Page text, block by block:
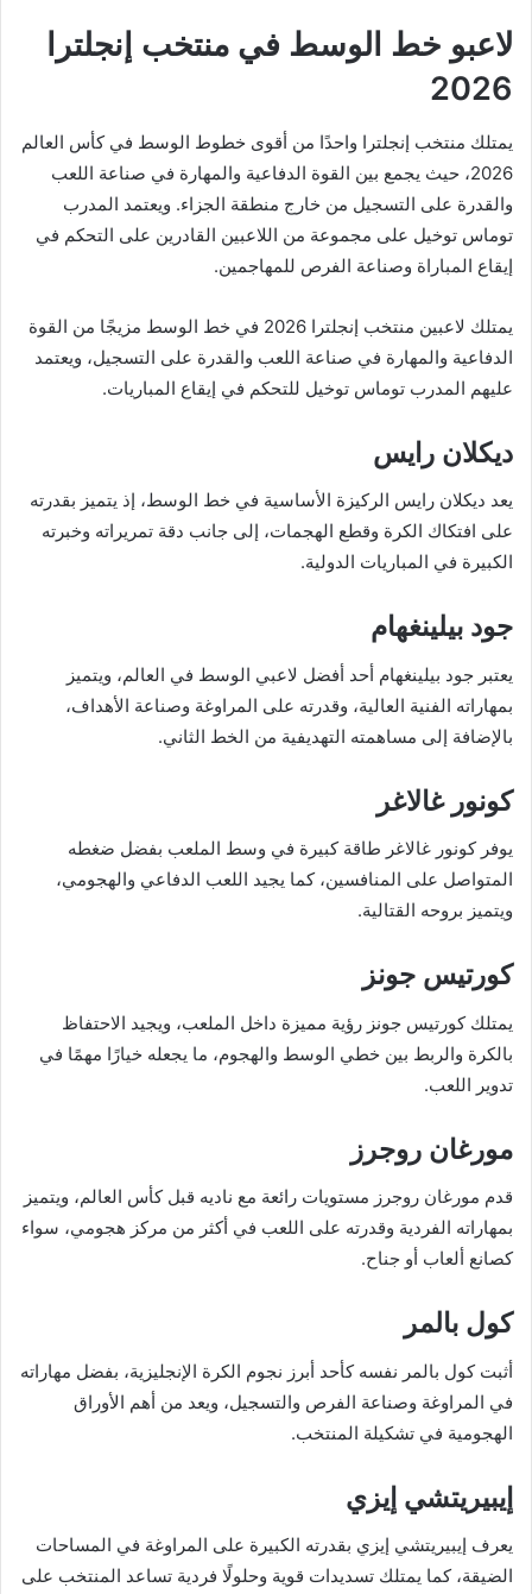
لاعبو خط الوسط في منتخب إنجلترا
2026
يمتلك منتخب إنجلترا واحدًا من أقوى خطوط الوسط في كأس العالم
2026، حيث يجمع بين القوة الدفاعية والمهارة في صناعة اللعب
والقدرة على التسجيل من خارج منطقة الجزاء. ويعتمد المدرب
توماس توخيل على مجموعة من اللاعبين القادرين على التحكم في
إيقاع المباراة وصناعة الفرص للمهاجمين.
يمتلك لاعبين منتخب إنجلترا 2026 في خط الوسط مزيجًا من القوة
الدفاعية والمهارة في صناعة اللعب والقدرة على التسجيل، ويعتمد
عليهم المدرب توماس توخيل للتحكم في إيقاع المباريات.
ديكلان رايس
يعد ديكلان رايس الركيزة الأساسية في خط الوسط، إذ يتميز بقدرته
على افتكاك الكرة وقطع الهجمات، إلى جانب دقة تمريراته وخبرته
الكبيرة في المباريات الدولية.
جود بيلينغهام
يعتبر جود بيلينغهام أحد أفضل لاعبي الوسط في العالم، ويتميز
بمهاراته الفنية العالية، وقدرته على المراوغة وصناعة الأهداف،
بالإضافة إلى مساهمته التهديفية من الخط الثاني.
كونور غالاغر
يوفر كونور غالاغر طاقة كبيرة في وسط الملعب بفضل ضغطه
المتواصل على المنافسين، كما يجيد اللعب الدفاعي والهجومي،
ويتميز بروحه القتالية.
كورتيس جونز
يمتلك كورتيس جونز رؤية مميزة داخل الملعب، ويجيد الاحتفاظ
بالكرة والربط بين خطي الوسط والهجوم، ما يجعله خيارًا مهمًا في
تدوير اللعب.
مورغان روجرز
قدم مورغان روجرز مستويات رائعة مع ناديه قبل كأس العالم، ويتميز
بمهاراته الفردية وقدرته على اللعب في أكثر من مركز هجومي، سواء
كصانع ألعاب أو جناح.
كول بالمر
أثبت كول بالمر نفسه كأحد أبرز نجوم الكرة الإنجليزية، بفضل مهاراته
في المراوغة وصناعة الفرص والتسجيل، ويعد من أهم الأوراق
الهجومية في تشكيلة المنتخب.
إيبيريتشي إيزي
يعرف إيبيريتشي إيزي بقدرته الكبيرة على المراوغة في المساحات
الضيقة، كما يمتلك تسديدات قوية وحلولًا فردية تساعد المنتخب على